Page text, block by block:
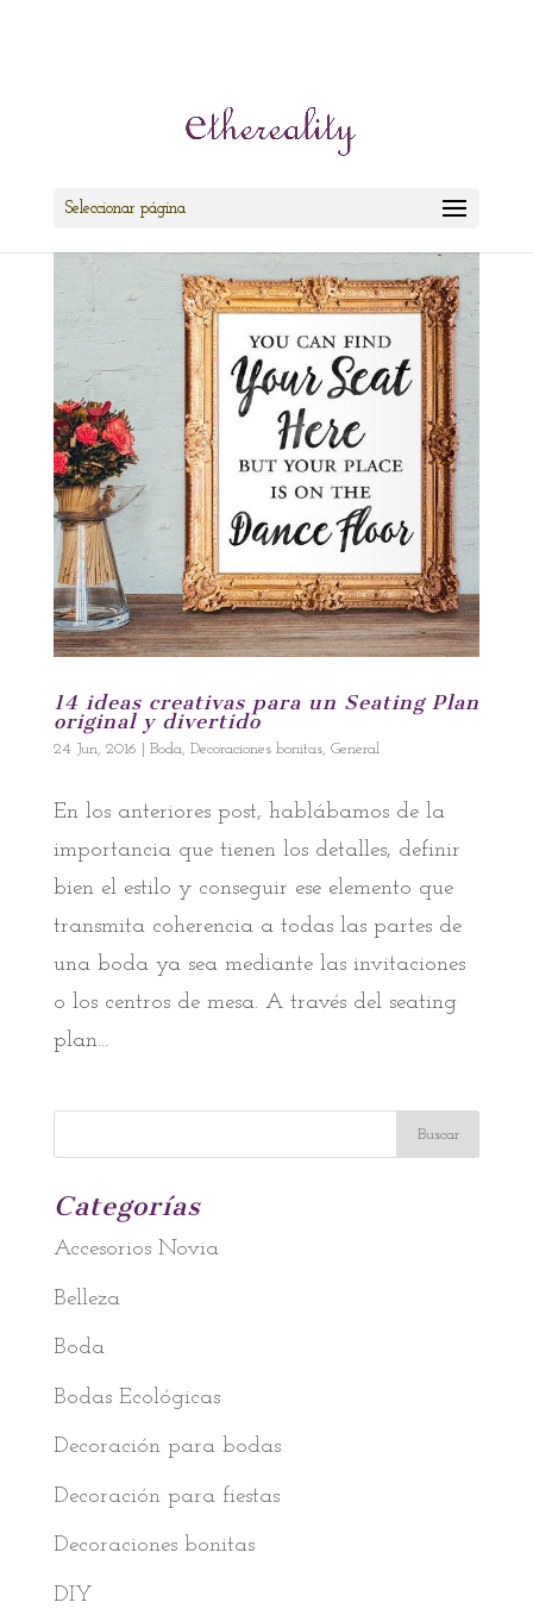
Seleccionar página
14 ideas creativas para un Seating Plan
original y divertido
24 Jun, 2016 Boda, Decoraciones bonitas, General
En los anteriores post, hablábamos de la
importancia que tienen los detalles, definir
bien el estilo y conseguir ese elemento que
transmita coherencia a todas las partes de
una boda ya sea mediante las invitaciones
o los centros de mesa. A través del seating
plan...
Categorías
Accesorios Novia
Belleza
Boda
Bodas Ecológicas
Decoración para bodas
Decoración para fiestas
Decoraciones bonitas
DIY